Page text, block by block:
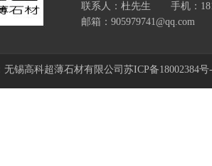
联系人：杜先生 手机：
邮箱：905979741@qq.com
无锡高科超薄石材有限公司 苏ICP备18002384号